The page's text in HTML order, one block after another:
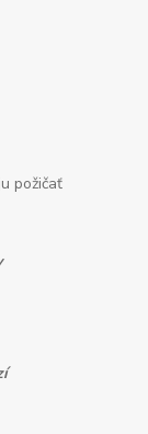
požičať